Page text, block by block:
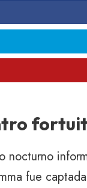
nocturno
fue